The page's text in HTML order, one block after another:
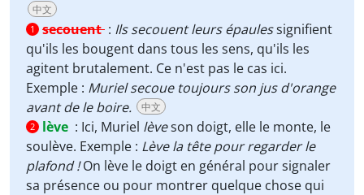
中文
1 secouent : Ils secouent leurs épaulessignifient
qu'ils les bougent dans tous les sens, qu'ils les
agitent brutalement. Ce n'est pas le cas ici.
Exemple : Muriel secoue toujours son jus d'orange
avant de le boire.
中文
2 lève : Ici, Muriel lèveson doigt, elle le monte, le
soulève. Exemple : Lève la tête pour regarder le
plafond !On lève le doigt en général pour signaler
sa présence ou pour montrer quelque chose qui